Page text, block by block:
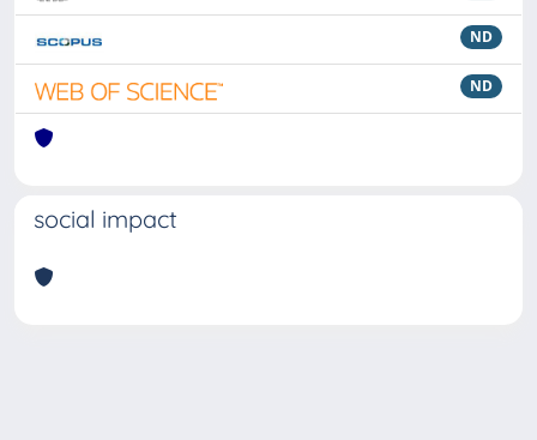
ND
ND
social impact